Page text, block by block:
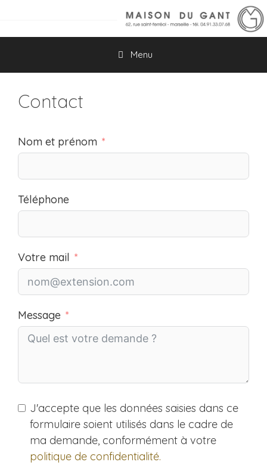
contenu
Menu
Contact
Nom et prénom
Téléphone
Votre mail
Message
J'accepte que les données saisies dans ce
formulaire soient utilisés dans le cadre de
ma demande, conformément à votre
politique de confidentialité.